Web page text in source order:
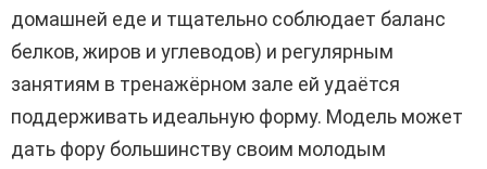
домашней еде и тщательно соблюдает баланс
белков, жиров и углеводов) и регулярным
занятиям в тренажёрном зале ей удаётся
поддерживать идеальную форму. Модель может
дать фору большинству своим молодым